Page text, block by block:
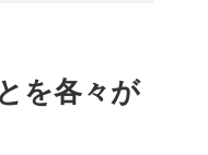
を各々が